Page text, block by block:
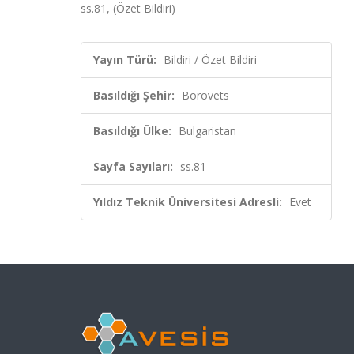
ss.81, (Özet Bildiri)
Yayın Türü: Bildiri / Özet Bildiri
Basıldığı Şehir: Borovets
Basıldığı Ülke: Bulgaristan
Sayfa Sayıları: ss.81
Yıldız Teknik Üniversitesi Adresli: Evet